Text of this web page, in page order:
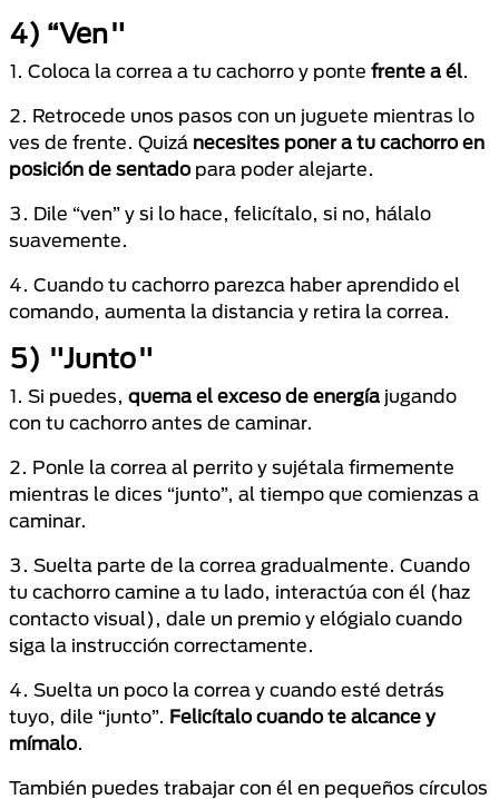
4) “Ven"
1. Coloca la correa a tu cachorro y ponte frente a él
2. Retrocede unos pasos con un juguete mientras lo
ves de frente. Quizá necesites poner a tu cachorro en
posición de sentadopara poder alejarte.
3. Dile “ven” y si lo hace, felicítalo, si no, hálalo
suavemente.
4. Cuando tu cachorro parezca haber aprendido el
comando, aumenta la distancia y retira la correa.
5) "Junto"
1. Si puedes, quema el exceso de energía jugando
con tu cachorro antes de caminar.
2. Ponle la correa al perrito y sujétala firmemente
mientras le dices “junto”, al tiempo que comienzas a
caminar.
3. Suelta parte de la correa gradualmente. Cuando
tu cachorro camine a tu lado, interactúa con él (haz
contacto visual), dale un premio y elógialo cuando
siga la instrucción correctamente.
4. Suelta un poco la correa y cuando esté detrás
tuyo, dile “junto”. Felicítalo cuando te alcance y
mímalo.
También puedes trabajar con él en pequeños círculos